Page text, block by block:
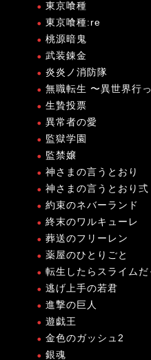
東京喰種
東京喰種:re
桃源暗鬼
武装錬金
炎炎ノ消防隊
無職転生 〜異世界行
生贄投票
異常者の愛
監獄学園
監禁嬢
神さまの言うとおり
神さまの言うとおり弍
約束のネバーランド
終末のワルキューレ
葬送のフリーレン
薬屋のひとりごと
転生したらスライムだ
逃げ上手の若君
進撃の巨人
遊戯王
金色のガッシュ2
銀魂